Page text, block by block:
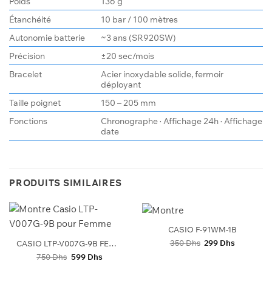
Étanchéité
10 bar / 100 mètres
Autonomie batterie
~3 ans (SR920SW)
Précision
±20 sec/mois
Bracelet
Acier inoxydable solide, fermoir
déployant
Taille poignet
150 – 205 mm
Fonctions
Chronographe · Affichage 24h · Affichage
date
PRODUITS SIMILAIRES
CASIO LTP-V007G-9B FEMMES
750Dhs Le
prix
599 DhsLe
prix
CASIO F-91WM-1B
350Dhs Le
299 DhsLe